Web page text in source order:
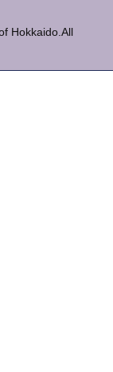
Hokkaido.All